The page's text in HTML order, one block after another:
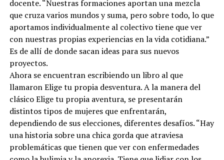
docente. “Nuestras formaciones aportan una mezcla
que cruza varios mundos y suma, pero sobre todo, lo que
aportamos individualmente al colectivo tiene que ver
con nuestras propias experiencias en la vida cotidiana.”
Es de allí de donde sacan ideas para sus nuevos
proyectos.
Ahora se encuentran escribiendo un libro al que
llamaron Elige tu propia desventura. A la manera del
clásico Elige tu propia aventura, se presentarán
distintos tipos de mujeres que enfrentarán,
dependiendo de sus elecciones, diferentes desafíos. “Hay
una historia sobre una chica gorda que atraviesa
problemáticas que tienen que ver con enfermedades